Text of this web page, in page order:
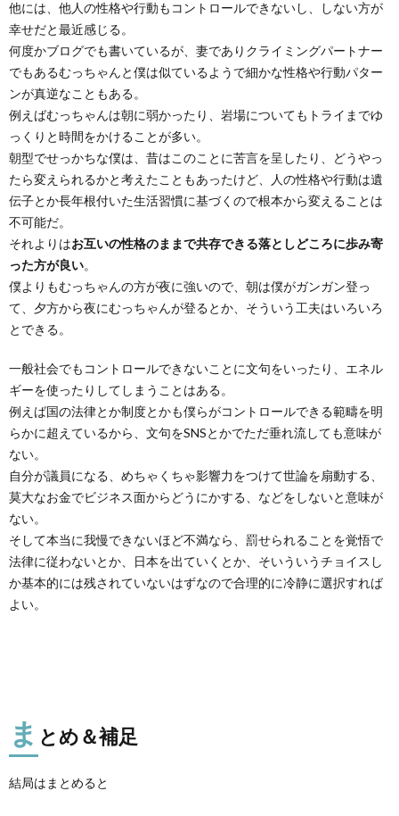
他には、他人の性格や行動もコントロールできないし、しない方が
幸せだと最近感じる。
何度かブログでも書いているが、妻でありクライミングパートナー
でもあるむっちゃんと僕は似ているようで細かな性格や行動パター
ンが真逆なこともある。
例えばむっちゃんは朝に弱かったり、岩場についてもトライまでゆ
っくりと時間をかけることが多い。
朝型でせっかちな僕は、昔はこのことに苦言を呈したり、どうやっ
たら変えられるかと考えたこともあったけど、人の性格や行動は遺
伝子とか長年根付いた生活習慣に基づくので根本から変えることは
不可能だ。
それよりはお互いの性格のままで共存できる落としどころに歩み寄
った方が良い。
僕よりもむっちゃんの方が夜に強いので、朝は僕がガンガン登っ
て、夕方から夜にむっちゃんが登るとか、そういう工夫はいろいろ
とできる。
一般社会でもコントロールできないことに文句をいったり、エネル
ギーを使ったりしてしまうことはある。
例えば国の法律とか制度とかも僕らがコントロールできる範疇を明
らかに超えているから、文句をSNSとかでただ垂れ流しても意味が
ない。
自分が議員になる、めちゃくちゃ影響力をつけて世論を扇動する、
莫大なお金でビジネス面からどうにかする、などをしないと意味が
ない。
そして本当に我慢できないほど不満なら、罰せられることを覚悟で
法律に従わないとか、日本を出ていくとか、そいういうチョイスし
か基本的には残されていないはずなので合理的に冷静に選択すれば
よい。
ま とめ＆補足
結局はまとめると